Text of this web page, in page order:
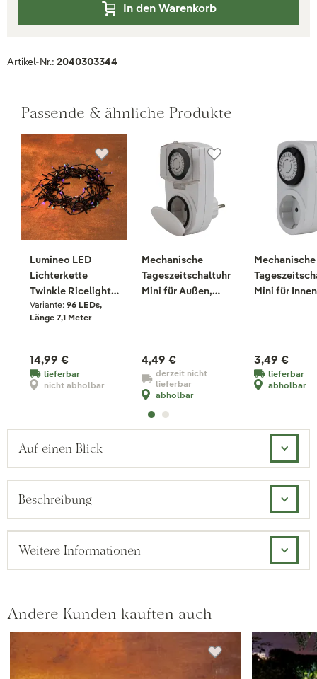
In den Warenkorb
Artikel-Nr.: 2040303344
Passende & ähnliche Produkte
Lumineo LED
Lichterkette
Twinkle Ricelight,
bunt, 96 LEDs,
Länge ca. 7,1 m
Variante: 96 LEDs,
Länge 7,1 Meter
14,99 €
lieferbar
nicht abholbar
Mechanische
Tageszeitschaltuhr
Mini für Außen,
4,49 €
derzeit nicht
lieferbar
abholbar
Mechanische
Mini für
3,49 €
lieferbar
abholbar
Auf einen Blick
Beschreibung
Weitere Informationen
Andere Kunden kauften auch